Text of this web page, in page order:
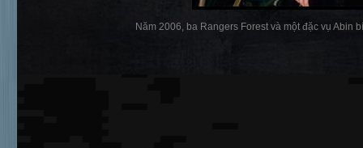
Năm 2006, ba Rangers Forest và một đặc vụ Abin